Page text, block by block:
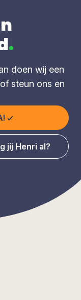
.
doen wij een
steun ons en
jij Henri al?